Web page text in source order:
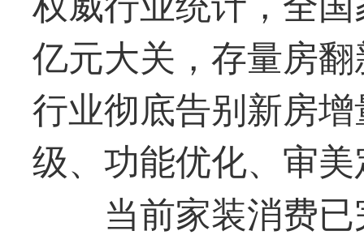
亿元大关，存量房
行业彻底告别新房
级、功能优化、审
当前家装消费